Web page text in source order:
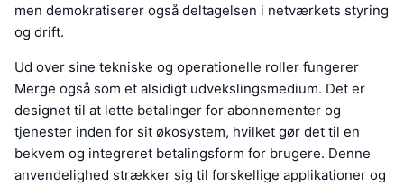
men demokratiserer også deltagelsen i netværkets styring
og drift.
Ud over sine tekniske og operationelle roller fungerer
Merge også som et alsidigt udvekslingsmedium. Det er
designet til at lette betalinger for abonnementer og
tjenester inden for sit økosystem, hvilket gør det til en
bekvem og integreret betalingsform for brugere. Denne
anvendelighed strækker sig til forskellige applikationer og